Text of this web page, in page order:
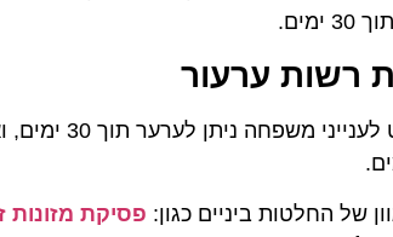
רשות ערעור
על החלטה של בית
של החלטות ביניים כגון: פסיקת מזונות